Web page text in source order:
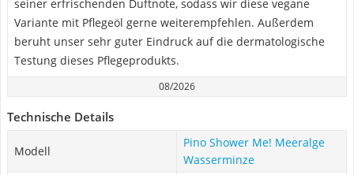
seiner erfrischenden Duftnote, sodass wir diese vegane
Variante mit Pflegeöl gerne weiterempfehlen. Außerdem
beruht unser sehr guter Eindruck auf die dermatologische
Testung dieses Pflegeprodukts.
08/2026
Technische Details
Modell
Pino Shower Me! Meeralge
Wasserminze